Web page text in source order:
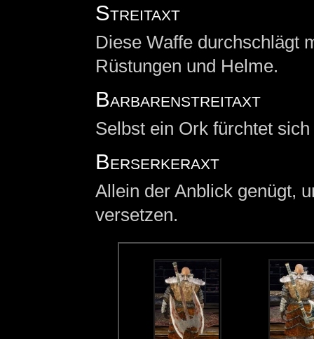
Streitaxt
Diese Waffe durchschlägt
Rüstungen und Helme.
Barbarenstreitaxt
Selbst ein Ork fürchtet
Berserkeraxt
Allein der Anblick genügt,
versetzen.